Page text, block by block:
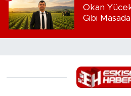
Okan
Gibi